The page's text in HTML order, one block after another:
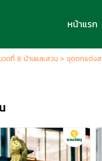
หน้าแรก
วดที่ 8 บ้านและสวน> ชุดตกแต่ง